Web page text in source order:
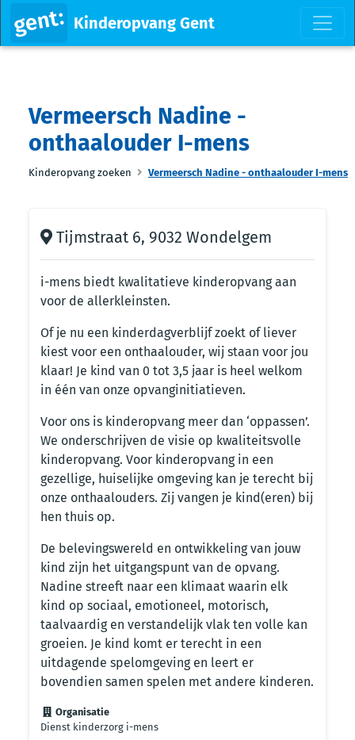
Kinderopvang Gent
Vermeersch Nadine -
onthaalouder I-mens
Kinderopvang zoeken Vermeersch Nadine - onthaalouder I-mens
Tijmstraat 6, 9032 Wondelgem
i-mens biedt kwalitatieve kinderopvang aan
voor de allerkleinsten.
Of je nu een kinderdagverblijf zoekt of liever
kiest voor een onthaalouder, wij staan voor jou
klaar! Je kind van 0 tot 3,5 jaar is heel welkom
in één van onze opvanginitiatieven.
Voor ons is kinderopvang meer dan ‘oppassen’.
We onderschrijven de visie op kwaliteitsvolle
kinderopvang. Voor kinderopvang in een
gezellige, huiselijke omgeving kan je terecht bij
onze onthaalouders. Zij vangen je kind(eren) bij
hen thuis op.
De belevingswereld en ontwikkeling van jouw
kind zijn het uitgangspunt van de opvang.
Nadine streeft naar een klimaat waarin elk
kind op sociaal, emotioneel, motorisch,
taalvaardig en verstandelijk vlak ten volle kan
groeien. Je kind komt er terecht in een
uitdagende spelomgeving en leert er
bovendien samen spelen met andere kinderen.
Organisatie
Dienst kinderzorg i-mens